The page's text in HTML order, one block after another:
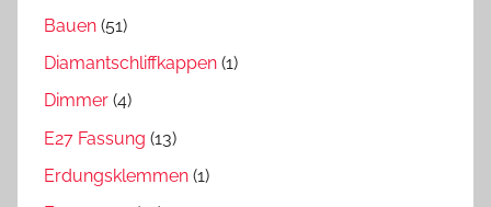
Bauen (51)
Diamantschliffkappen (1)
Dimmer (4)
E27 Fassung (13)
Erdungsklemmen (1)